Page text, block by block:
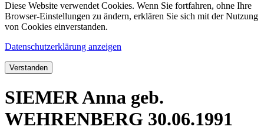
Diese Website verwendet Cookies. Wenn Sie fortfahren, ohne Ihre
Browser-Einstellungen zu ändern, erklären Sie sich mit der Nutzung
von Cookies einverstanden.
Datenschutzerklärung anzeigen
Verstanden
SIEMER Anna geb.
WEHRENBERG 30.06.1991